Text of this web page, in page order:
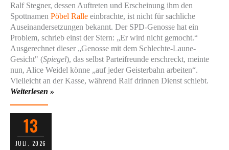
Ralf Stegner, dessen Auftreten und Erscheinung ihm den
Spottnamen Pöbel Ralle einbrachte, ist nicht für sachliche
Auseinandersetzungen bekannt. Der SPD-Genosse hat ein
Problem, schrieb einst der Stern: „Er wird nicht gemocht.“
Ausgerechnet dieser „Genosse mit dem Schlechte-Laune-
Gesicht" (Spiegel), das selbst Parteifreunde erschreckt, meinte
nun, Alice Weidel könne „auf jeder Geisterbahn arbeiten“.
Vielleicht an der Kasse, während Ralf drinnen Dienst schiebt.
Weiterlesen »
13
JULI. 2026